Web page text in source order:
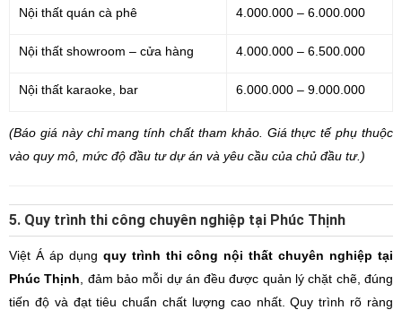
Nội thất quán cà phê 4.000.000 – 6.000.000
Nội thất showroom – cửa hàng 4.000.000 – 6.500.000
Nội thất karaoke, bar 6.000.000 – 9.000.000
(Báo giá này chỉ mang tính chất tham khảo. Giá thực tế phụ thuộc
vào quy mô, mức độ đầu tư dự án và yêu cầu của chủ đầu tư.)
5. Quy trình thi công chuyên nghiệp tại Phúc Thịnh
Việt Á áp dụng quy trình thi công nội thất chuyên nghiệp tại
Phúc Thịnh , đảm bảo mỗi dự án đều được quản lý chặt chẽ, đúng
tiến độ và đạt tiêu chuẩn chất lượng cao nhất. Quy trình rõ ràng